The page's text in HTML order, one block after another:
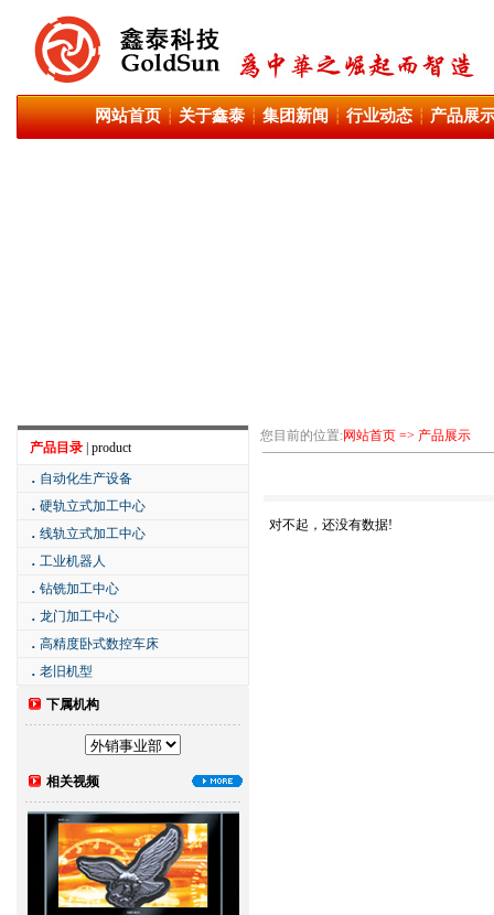
网站首页┆关于鑫泰┆集团新闻┆行业动态┆产品展
产品目录 | product
． 自动化生产设备
． 硬轨立式加工中心
． 线轨立式加工中心
． 工业机器人
． 钻铣加工中心
． 龙门加工中心
． 高精度卧式数控车床
． 老旧机型
下属机构
相关视频
您目前的位置:网站首页 => 产品展示
对不起，还没有数据!